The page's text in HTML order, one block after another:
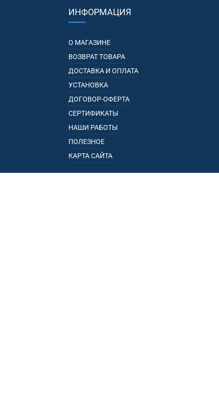
ИНФОРМАЦИЯ
О МАГАЗИНЕ
ВОЗВРАТ ТОВАРА
ДОСТАВКА И ОПЛАТА
УСТАНОВКА
ДОГОВОР-ОФЕРТА
СЕРТИФИКАТЫ
НАШИ РАБОТЫ
ПОЛЕЗНОЕ
КАРТА САЙТА